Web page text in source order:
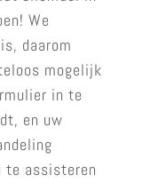
We
daarom
mogelijk
in te
en uw
te assisteren